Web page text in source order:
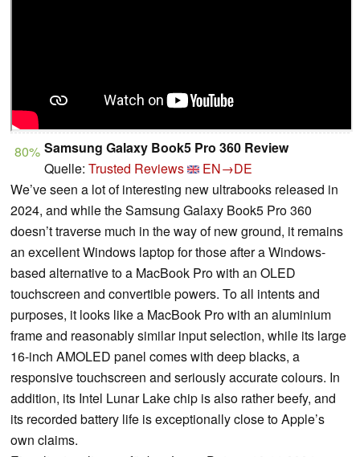
80% Samsung Galaxy Book5 Pro 360 Review
Quelle: Trusted Reviews
EN→DE
We’ve seen a lot of interesting new ultrabooks released in
2024, and while the Samsung Galaxy Book5 Pro 360
doesn’t traverse much in the way of new ground, it remains
an excellent Windows laptop for those after a Windows-
based alternative to a MacBook Pro with an OLED
touchscreen and convertible powers. To all intents and
purposes, it looks like a MacBook Pro with an aluminium
frame and reasonably similar input selection, while its large
16-inch AMOLED panel comes with deep blacks, a
responsive touchscreen and seriously accurate colours. In
addition, its Intel Lunar Lake chip is also rather beefy, and
its recorded battery life is exceptionally close to Apple’s
own claims.